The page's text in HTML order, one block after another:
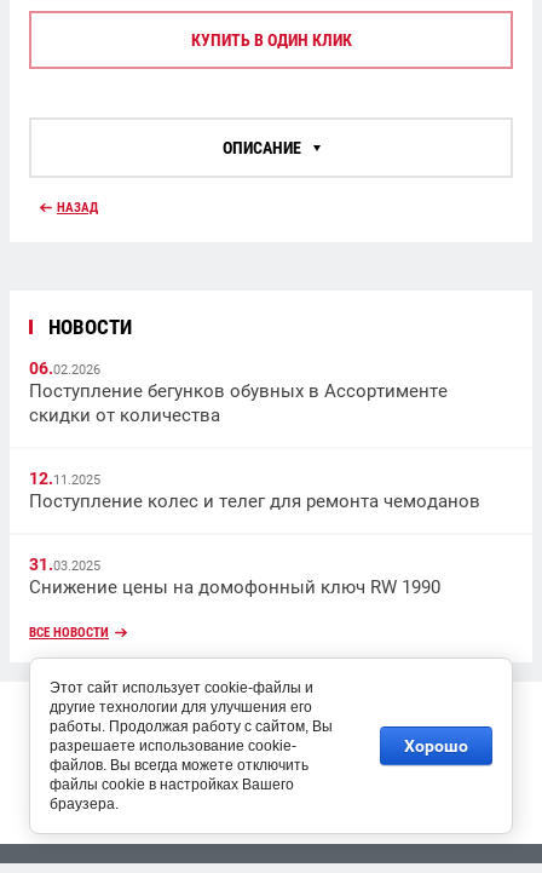
КУПИТЬ В ОДИН КЛИК
ОПИСАНИЕ
НАЗАД
НОВОСТИ
06.02.2026
Поступление бегунков обувных в Ассортименте
скидки от количества
12.11.2025
Поступление колес и телег для ремонта чемоданов
31.03.2025
Снижение цены на домофонный ключ RW 1990
ВСЕ НОВОСТИ
Copyright © 2017
Этот сайт использует cookie-файлы и
другие технологии для улучшения его
работы. Продолжая работу с сайтом, Вы
разрешаете использование cookie-
файлов. Вы всегда можете отключить
файлы cookie в настройках Вашего
браузера.
Хорошо